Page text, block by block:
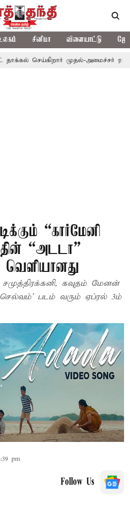
சினிமா விளையாட்டு
முதல்-அமைச்சர் ரங்கசாமி
“கார்மேனி
“அடடா”
கவுதம் மேனன்
செல்வம்’ படம் வரும் ஏப்ரல் 3ம்
pm
Follow Us